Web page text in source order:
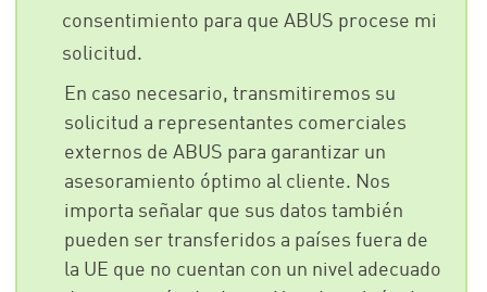
consentimiento para que ABUS procese mi
solicitud.
En caso necesario, transmitiremos su
solicitud a representantes comerciales
externos de ABUS para garantizar un
asesoramiento óptimo al cliente. Nos
importa señalar que sus datos también
pueden ser transferidos a países fuera de
la UE que no cuentan con un nivel adecuado